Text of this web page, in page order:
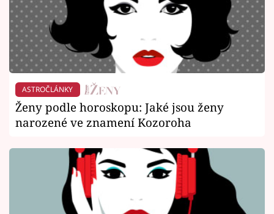
ASTROČLÁNKY
Ženy podle horoskopu: Jaké jsou ženy
narozené ve znamení Kozoroha